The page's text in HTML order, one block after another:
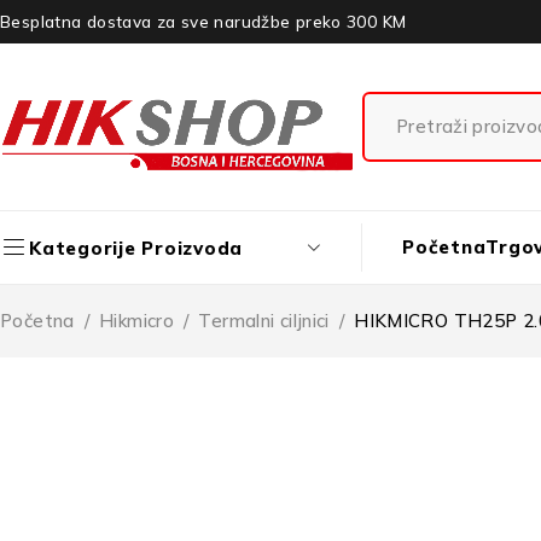
Besplatna dostava za sve narudžbe preko 300 KM
Kategorije Proizvoda Početna
Početna / Hikmicro / Termalni ciljnici / HIKMICRO TH25P